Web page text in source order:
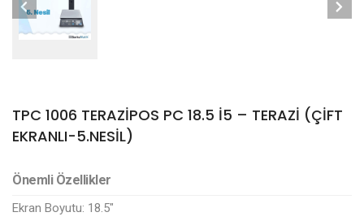
TPC 1006 TERAZİPOS PC 18.5 İ5 – TERAZİ (ÇİFT
EKRANLI-5.NESİL)
Önemli Özellikler
Ekran Boyutu: 18.5"